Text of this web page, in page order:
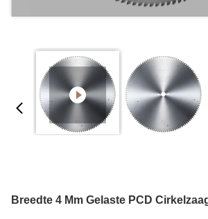
Breedte 4 Mm Gelaste PCD